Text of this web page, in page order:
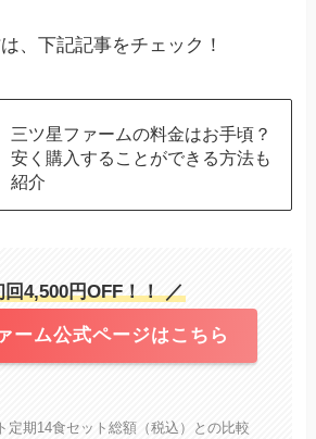
、下記記事をチェック！
三ツ星ファームの料金はお手頃？
安く購入することができる方法も
紹介
回4,500円OFF！！ ／
ーム公式ページはこちら
定期14食セット総額（税込）との比較